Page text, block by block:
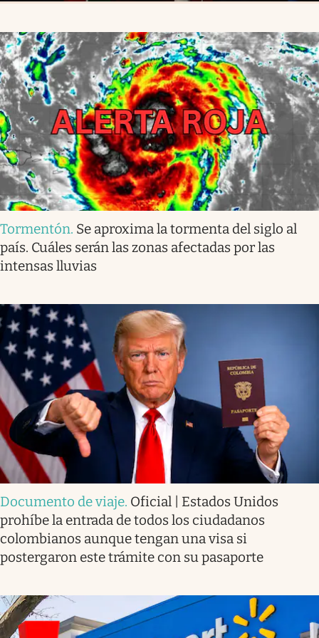
Tormentón. Se aproxima la tormenta del siglo al
país. Cuáles serán las zonas afectadas por las
intensas lluvias
Documento de viaje. Oficial | Estados Unidos
prohíbe la entrada de todos los ciudadanos
colombianos aunque tengan una visa si
postergaron este trámite con su pasaporte